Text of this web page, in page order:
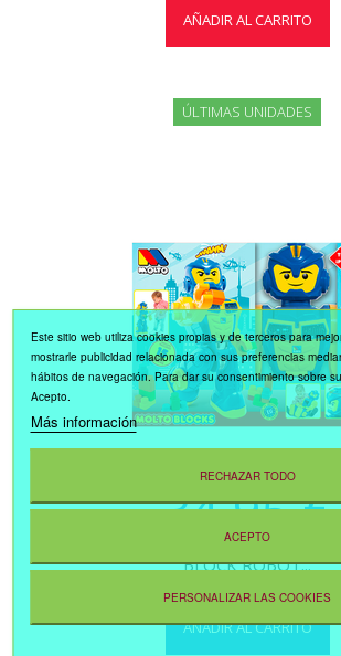
AÑADIR AL CARRITO
ÚLTIMAS UNIDADES
34,95 €
BLOCK ROBOT...
AÑADIR AL CARRITO
Este sitio web utiliza cookies propias y de terceros para
mostrarle publicidad relacionada con sus preferencias
hábitos de navegación. Para dar su consentimiento sobre
Acepto.
Más información
RECHAZAR TODO
ACEPTO
PERSONALIZAR LAS COOKIES